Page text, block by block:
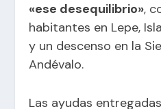
«ese desequilibrio»,
habitantes en Lepe,
y un descenso en la
Andévalo.
Las ayudas